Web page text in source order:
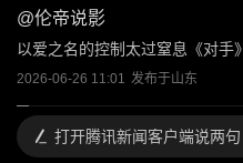
@伦帝说影
以爱之名的控制太过窒息《对手》
2026-06-26 11:01 发布于山东
打开腾讯新闻客户端说两句